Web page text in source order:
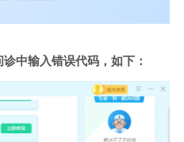
中输入错误代码，如下：